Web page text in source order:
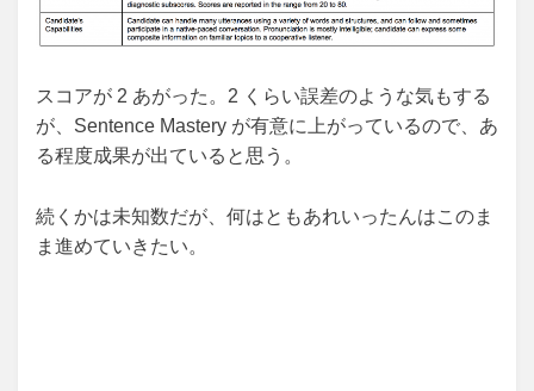
スコアが 2 あがった。2 くらい誤差のような気もする
が、Sentence Mastery が有意に上がっているので、あ
る程度成果が出ていると思う。
続くかは未知数だが、何はともあれいったんはこのま
ま進めていきたい。